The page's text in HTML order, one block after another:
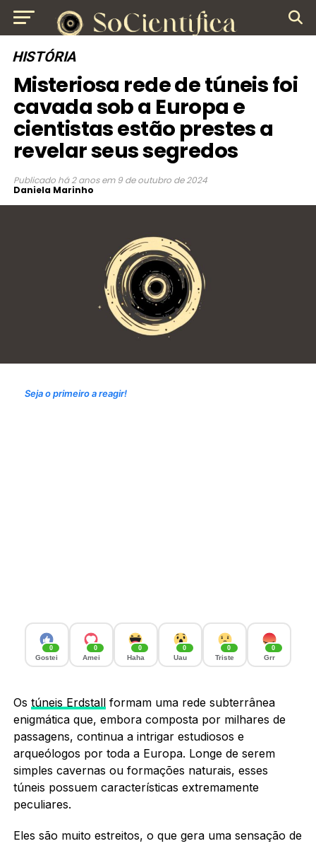
HISTÓRIA
Misteriosa rede de túneis foi
cavada sob a Europa e
cientistas estão prestes a
revelar seus segredos
Publicado há 2 anos em 9 de outubro de 2024
Daniela Marinho
Seja o primeiro a reagir!
0
Gostei
0
Amei
0
Haha
0
Uau
0
Triste
0
Grr
Os túneis Erdstallformam uma rede subterrânea
enigmática que, embora composta por milhares de
passagens, continua a intrigar estudiosos e
arqueólogos por toda a Europa. Longe de serem
simples cavernas ou formações naturais, esses
túneis possuem características extremamente
peculiares.
Eles são muito estreitos, o que gera uma sensação de